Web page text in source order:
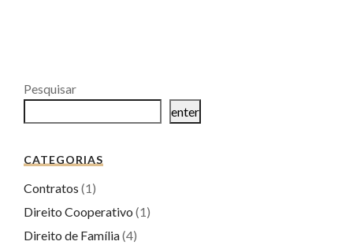
Pesquisar
enter
CATEGORIAS
Contratos (1)
Direito Cooperativo (1)
Direito de Família(4)